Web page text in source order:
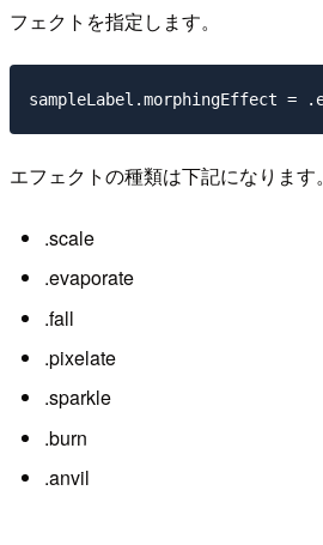
フェクトを指定します。
エフェクトの種類は下記になります。
.scale
.evaporate
.fall
.pixelate
.sparkle
.burn
.anvil